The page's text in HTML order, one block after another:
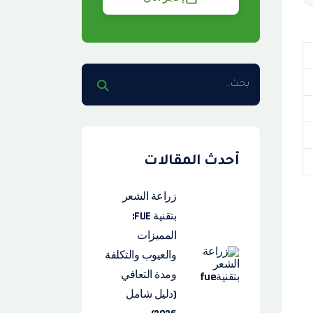
أحدث المقالات
زراعة الشعر
بتقنية FUE:
المميزات
والعيوب والتكلفة
ومدة التعافي
(دليل شامل